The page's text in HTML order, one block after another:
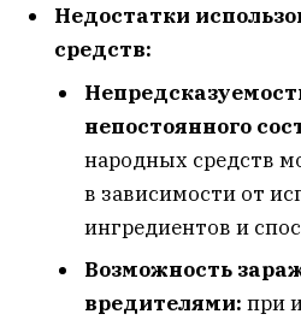
Недостатки
средств:
непостоянного
народных средств
в зависимости от
ингредиентов и
Возможность
вредителями: при